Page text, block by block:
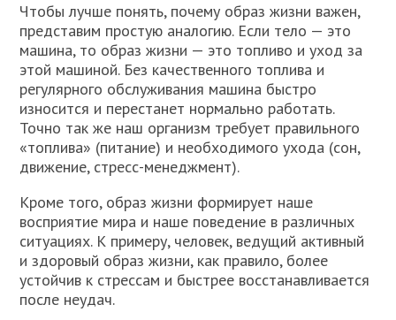
Чтобы лучше понять, почему образ жизни важен,
представим простую аналогию. Если тело — это
машина, то образ жизни — это топливо и уход за
этой машиной. Без качественного топлива и
регулярного обслуживания машина быстро
износится и перестанет нормально работать.
Точно так же наш организм требует правильного
«топлива» (питание) и необходимого ухода (сон,
движение, стресс-менеджмент).
Кроме того, образ жизни формирует наше
восприятие мира и наше поведение в различных
ситуациях. К примеру, человек, ведущий активный
и здоровый образ жизни, как правило, более
устойчив к стрессам и быстрее восстанавливается
после неудач.